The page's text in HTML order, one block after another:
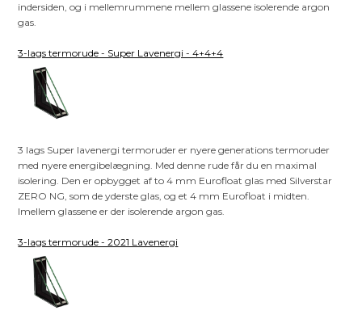
indersiden, og i mellemrummene mellem glassene isolerende argon
gas.
3-lags termorude - Super Lavenergi - 4+4+4
3 lags Super lavenergi termoruder er nyere generations termoruder
med nyere energibelægning. Med denne rude får du en maximal
isolering. Den er opbygget af to 4 mm Eurofloat glas med Silverstar
ZERO NG, som de yderste glas, og et 4 mm Eurofloat i midten.
Imellem glassene er der isolerende argon gas.
3-lags termorude - 2021 Lavenergi